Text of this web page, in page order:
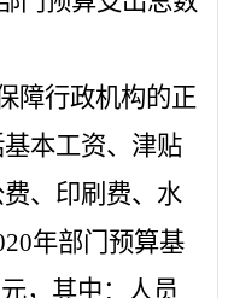
障行政机构的正
本工资、津贴
、印刷费、水
年部门预算基
，其中：人员